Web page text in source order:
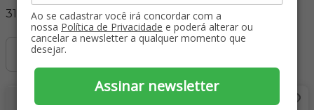
Ao se cadastrar você irá concordar com a
nossa Política de Privacidade e poderá alterar ou
cancelar a newsletter a qualquer momento que
desejar.
Assinar newsletter
31 Produtos